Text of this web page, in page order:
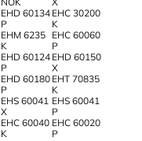
EHD 60134
P
EHC 30200
K
EHM 6235
K
EHC 60060
P
EHD 60124
P
EHD 60150
X
EHD 60180
P
EHT 70835
K
EHS 60041
X
EHS 60041
P
EHC 60040
K
EHC 60020
P